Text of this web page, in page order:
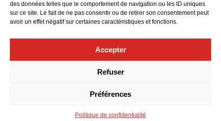
des données telles que le comportement de navigation ou les ID uniques
sur ce site. Le fait de ne pas consentir ou de retirer son consentement peut
avoir un effet négatif sur certaines caractéristiques et fonctions.
Accepter
Refuser
Préférences
Politique de confidentialité
ENTREVUE SYMPHONIQUE AVEC ALEXANDRA DARIESCU
invitée, la pianiste Alexandra Dariescu, nous parle des
musicaux dont elle est le plus fière et elle nous partage